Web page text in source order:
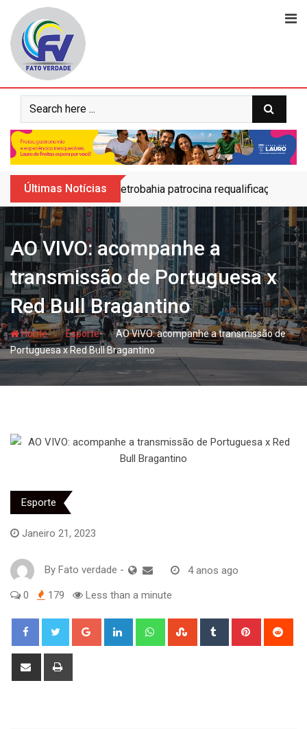
content
Últimas Notícias Petrobahia patrocina requalificação do
AO VIVO: acompanhe a
transmissão de Portuguesa x
Red Bull Bragantino
Home- hjEsporte- hjAO VIVO: acompanhe a transmissão de
Portuguesa x Red Bull Bragantino
Esporte
Janeiro 21, 2023
By Fato verdade - 4 anos ago
0 179 Less than a minute
Google+ LinkedIn WhatsappStumbleUpon
Tumblr Pinterest
Share